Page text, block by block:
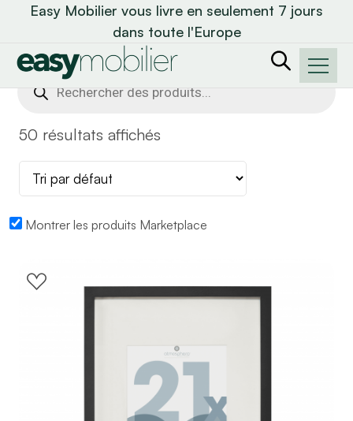
Easy Mobilier vous livre en seulement 7 jours
dans toute l'Europe
Recherche
de
50 résultats affichés
Montrer les produits Marketplace